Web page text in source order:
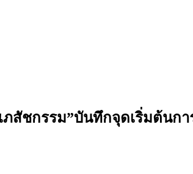
สัชกรรม”บันทึกจุดเริ่มต้นก